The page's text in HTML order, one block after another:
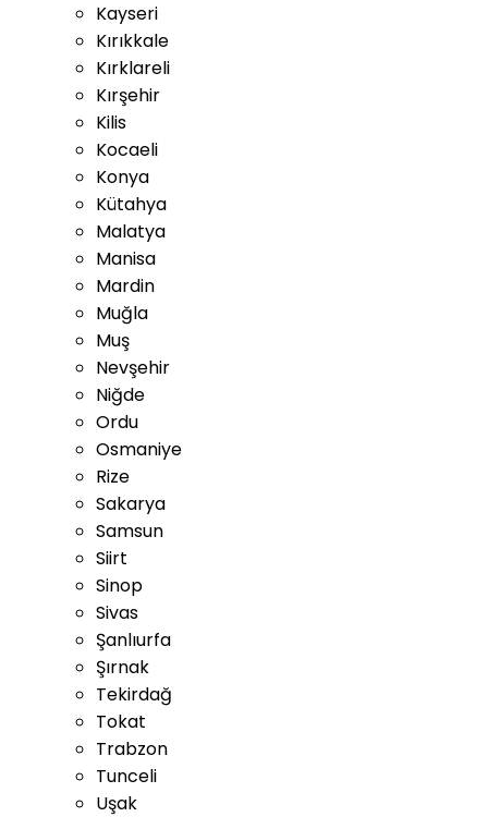
Kayseri
Kırıkkale
Kırklareli
Kırşehir
Kilis
Kocaeli
Konya
Kütahya
Malatya
Manisa
Mardin
Muğla
Muş
Nevşehir
Niğde
Ordu
Osmaniye
Rize
Sakarya
Samsun
Siirt
Sinop
Sivas
Şanlıurfa
Şırnak
Tekirdağ
Tokat
Trabzon
Tunceli
Uşak